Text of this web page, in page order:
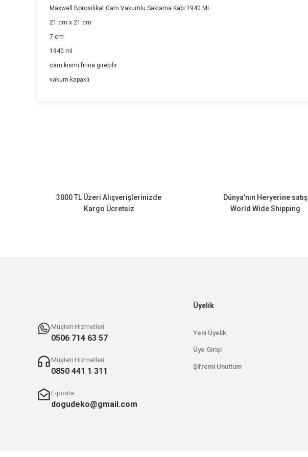
Maxwell Borosilikat Cam Vakumlu Saklama Kabı 1940 ML
21 cm x 21 cm
7 cm
1940 ml
cam kısmı fırına girebilir
vakum kapaklı
Ürün fiyatı diğer sitelerden daha pahalı.
Bu ürüne benzer farklı alternatifler olmalı.
3000 TL Üzeri Alışverişlerinizde
Kargo Ücretsiz
Dünya’nın Heryerine satış
World Wide Shipping
Müşteri Hizmetleri
0506 714 63 57
Müşteri Hizmetleri
0850 441 1 311
E-posta
dogudeko@gmail.com
Üyelik
Yeni Üyelik
Üye Girişi
Şifremi Unuttum